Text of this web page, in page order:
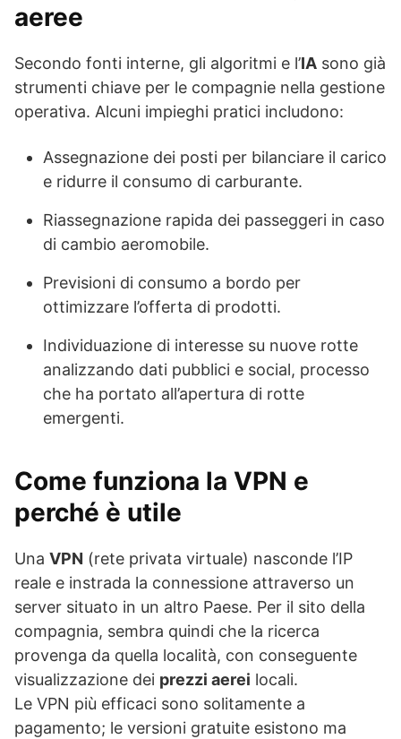
aeree
Secondo fonti interne, gli algoritmi e l’IA sono già
strumenti chiave per le compagnie nella gestione
operativa. Alcuni impieghi pratici includono:
Assegnazione dei posti per bilanciare il carico
e ridurre il consumo di carburante.
Riassegnazione rapida dei passeggeri in caso
di cambio aeromobile.
Previsioni di consumo a bordo per
ottimizzare l’offerta di prodotti.
Individuazione di interesse su nuove rotte
analizzando dati pubblici e social, processo
che ha portato all’apertura di rotte
emergenti.
Come funziona la VPN e
perché è utile
Una VPN (rete privata virtuale) nasconde l’IP
reale e instrada la connessione attraverso un
server situato in un altro Paese. Per il sito della
compagnia, sembra quindi che la ricerca
provenga da quella località, con conseguente
visualizzazione dei prezzi aerei locali.
Le VPN più efficaci sono solitamente a
pagamento; le versioni gratuite esistono ma